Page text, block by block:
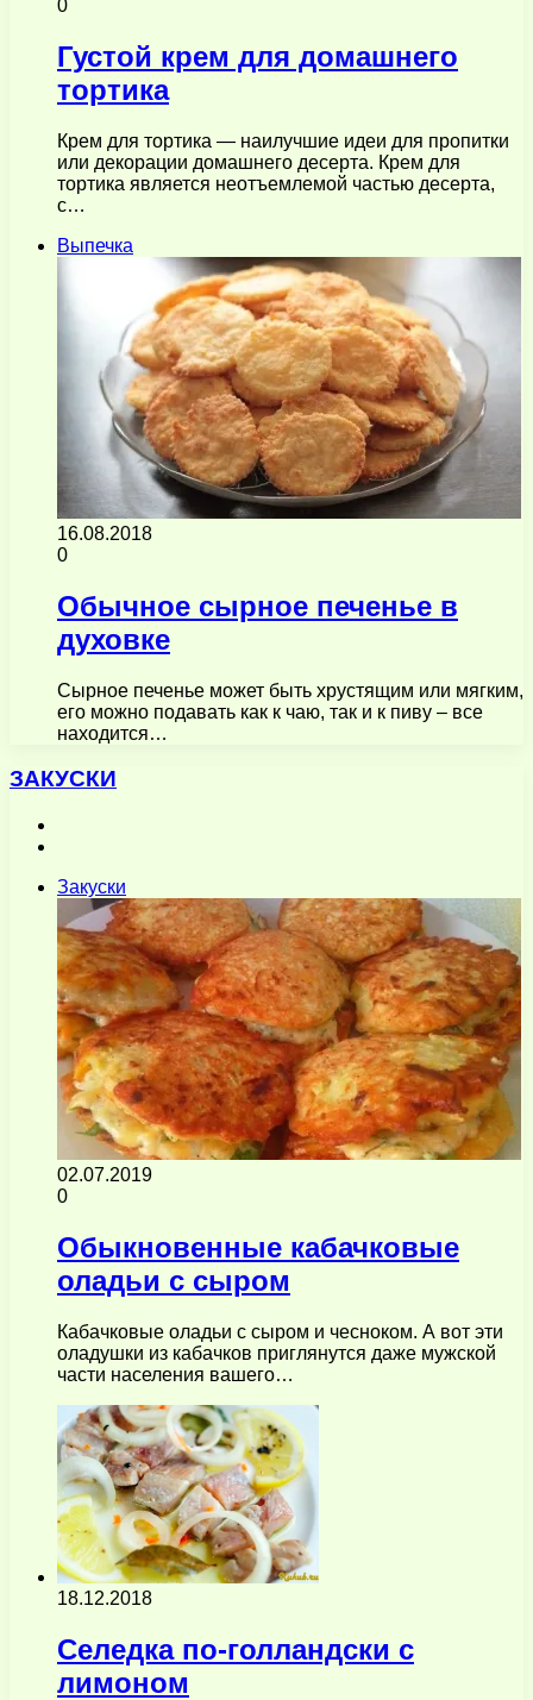
0
Густой крем для домашнего
тортика
Крем для тортика — наилучшие идеи для пропитки
или декорации домашнего десерта. Крем для
тортика является неотъемлемой частью десерта,
с…
Выпечка
16.08.2018
0
Обычное сырное печенье в
духовке
Сырное печенье может быть хрустящим или мягким,
его можно подавать как к чаю, так и к пиву – все
находится…
ЗАКУСКИ
Закуски
02.07.2019
0
Обыкновенные кабачковые
оладьи с сыром
Кабачковые оладьи с сыром и чесноком. А вот эти
оладушки из кабачков приглянутся даже мужской
части населения вашего…
18.12.2018
Селедка по-голландски с
лимоном